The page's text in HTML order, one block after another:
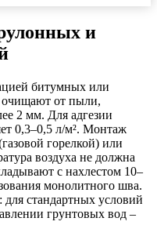
и
битумных или
очищают от пыли,
2 мм. Для адгезии
0,3–0,5 л/м². Монтаж
горелкой) или
воздуха не должна
с нахлестом 10–
монолитного шва.
для стандартных условий
грунтовых вод –